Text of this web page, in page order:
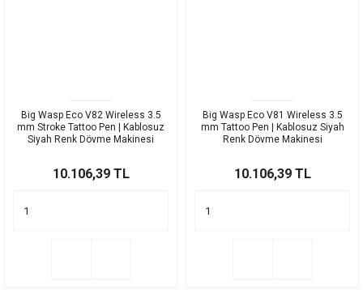
Big Wasp Eco V82 Wireless 3.5
mm Stroke Tattoo Pen | Kablosuz
Siyah Renk Dövme Makinesi
10.106,39 TL
Big Wasp Eco V81 Wireless 3.5
mm Tattoo Pen | Kablosuz Siyah
Renk Dövme Makinesi
10.106,39 TL